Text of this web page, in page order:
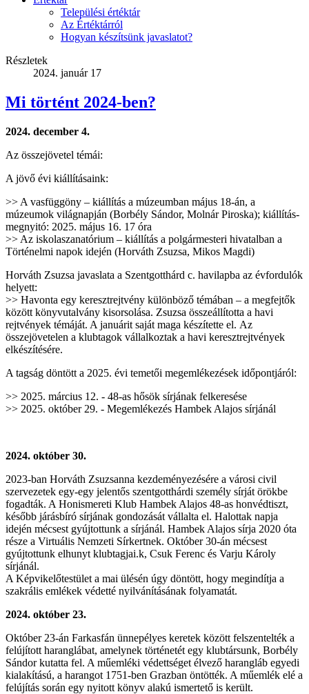
Települési értéktár
Az Értéktárról
Hogyan készítsünk javaslatot?
Részletek
2024. január 17
Mi történt 2024-ben?
2024. december 4.
Az összejövetel témái:
A jövő évi kiállításaink:
>> A vasfüggöny – kiállítás a múzeumban május 18-án, a
múzeumok világnapján (Borbély Sándor, Molnár Piroska); kiállítás-
megnyitó: 2025. május 16. 17 óra
>> Az iskolaszanatórium – kiállítás a polgármesteri hivatalban a
Történelmi napok idején (Horváth Zsuzsa, Mikos Magdi)
Horváth Zsuzsa javaslata a Szentgotthárd c. havilapba az évfordulók
helyett:
>> Havonta egy keresztrejtvény különböző témában – a megfejtők
között könyvutalvány kisorsolása. Zsuzsa összeállította a havi
rejtvények témáját. A januárit saját maga készítette el. Az
összejövetelen a klubtagok vállalkoztak a havi keresztrejtvények
elkészítésére.
A tagság döntött a 2025. évi temetői megemlékezések időpontjáról:
>> 2025. március 12. - 48-as hősök sírjának felkeresése
>> 2025. október 29. - Megemlékezés Hambek Alajos sírjánál
2024. október 30.
2023-ban Horváth Zsuzsanna kezdeményezésére a városi civil
szervezetek egy-egy jelentős szentgotthárdi személy sírját örökbe
fogadták. A Honismereti Klub Hambek Alajos 48-as honvédtiszt,
később járásbíró sírjának gondozását vállalta el. Halottak napja
idején mécsest gyújtottunk a sírjánál. Hambek Alajos sírja 2020 óta
része a Virtuális Nemzeti Sírkertnek. Október 30-án mécsest
gyújtottunk elhunyt klubtagjai.k, Csuk Ferenc és Varju Károly
sírjánál.
A Képvikelőtestület a mai ülésén úgy döntött, hogy megindítja a
szakrális emlékek védetté nyilvánításának folyamatát.
2024. október 23.
Október 23-án Farkasfán ünnepélyes keretek között felszentelték a
felújított haranglábat, amelynek történetét egy klubtársunk, Borbély
Sándor kutatta fel. A műemléki védettséget élvező harangláb egyedi
kialakítású, a harangot 1751-ben Grazban öntötték. A műemlék elé a
felújítás során egy nyitott könyv alakú ismertető is került.